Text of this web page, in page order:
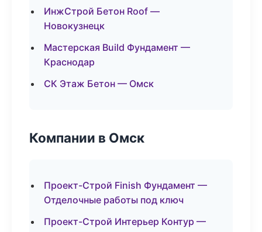
ИнжСтрой Бетон Roof —
Новокузнецк
Мастерская Build Фундамент —
Краснодар
СК Этаж Бетон — Омск
Компании в Омск
Проект-Строй Finish Фундамент —
Отделочные работы под ключ
Проект-Строй Интерьер Контур —